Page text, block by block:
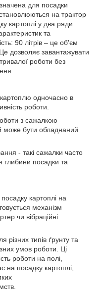
для посадки
на трактор
картоплі у два ряди
та
90 літрів – це об'єм
дозволяє завантажувати
роботи без
одночасно в
роботи.
з сажалкою
може бути обладнаний
- такі сажалки часто
глибини посадки та
картоплі на
механізм
чи вібраційні
різних типів ґрунту та
умов роботи. Ці
роботи на полі,
на посадку картоплі,